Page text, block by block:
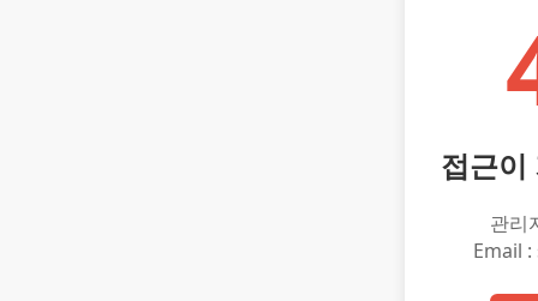
접근이
관리
Email